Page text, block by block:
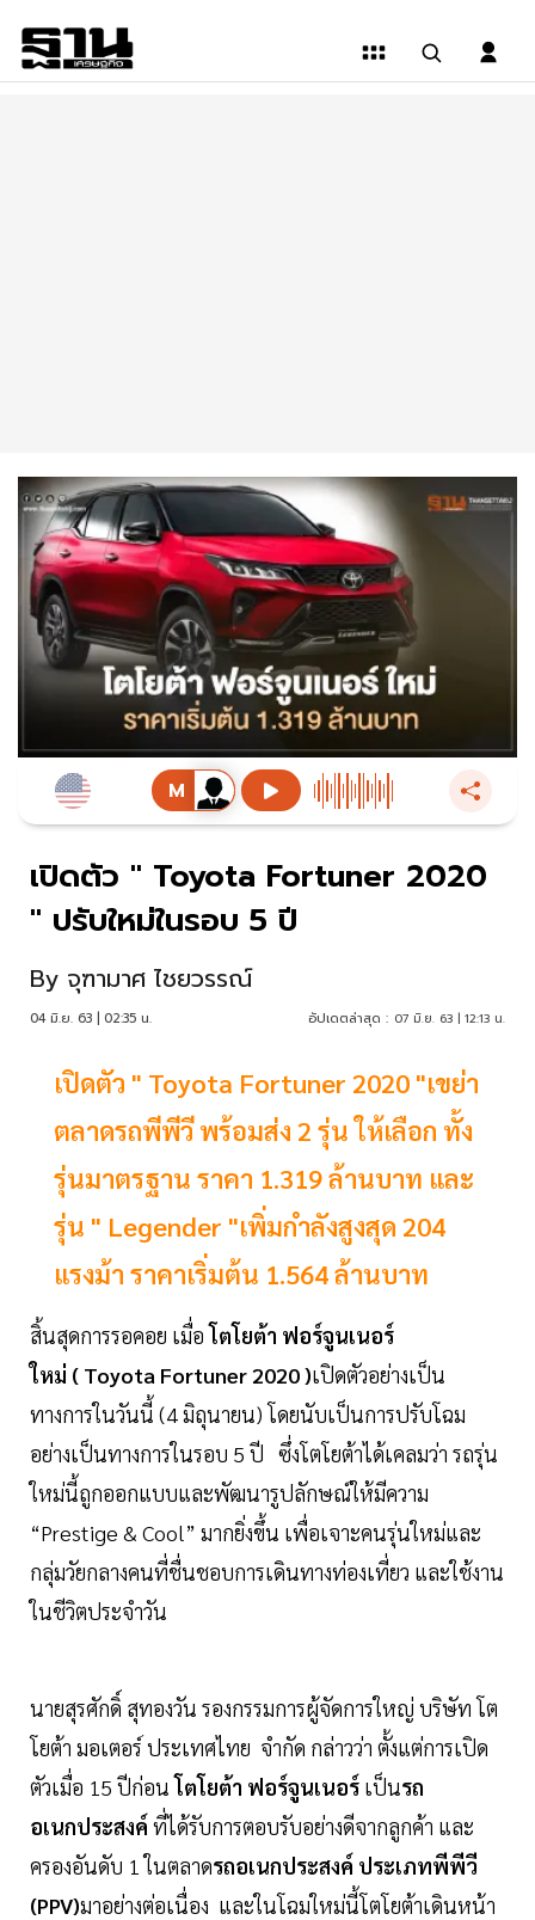
เปิดตัว " Toyota Fortuner 2020
" ปรับใหม่ในรอบ 5 ปี
By จุฑามาศ ไชยวรรณ์
04 มิ.ย. 63 | 02:35 น. อัปเดตล่าสุด : 07 มิ.ย. 63 | 12:13 น.
เปิดตัว " Toyota Fortuner 2020 "เขย่า
ตลาดรถพีพีวี พร้อมส่ง 2 รุ่น ให้เลือก ทั้ง
รุ่นมาตรฐาน ราคา 1.319 ล้านบาท และ
รุ่น " Legender "เพิ่มกำลังสูงสุด 204
แรงม้า ราคาเริ่มต้น 1.564 ล้านบาท
สิ้นสุดการรอคอย เมื่อโตโยต้า ฟอร์จูนเนอร์
ใหม่ ( Toyota Fortuner 2020 )เปิดตัวอย่างเป็น
ทางการในวันนี้ (4 มิถุนายน) โดยนับเป็นการปรับโฉม
อย่างเป็นทางการในรอบ 5 ปี ซึ่งโตโยต้าได้เคลมว่า รถรุ่น
ใหม่นี้ถูกออกแบบและพัฒนารูปลักษณ์ให้มีความ
“Prestige & Cool” มากยิ่งขึ้น เพื่อเจาะคนรุ่นใหม่และ
กลุ่มวัยกลางคนที่ชื่นชอบการเดินทางท่องเที่ยว และใช้งาน
ในชีวิตประจำวัน
นายสุรศักดิ์ สุทองวัน รองกรรมการผู้จัดการใหญ่ บริษัท โต
โยต้า มอเตอร์ ประเทศไทย จำกัด กล่าวว่า ตั้งแต่การเปิด
ตัวเมื่อ 15 ปีก่อนโตโยต้า ฟอร์จูนเนอร์ เป็นรถ
อเนกประสงค์ ที่ได้รับการตอบรับอย่างดีจากลูกค้า และ
ครองอันดับ 1 ในตลาดรถอเนกประสงค์ ประเภทพีพีวี
(PPV)มาอย่างต่อเนื่อง และในโฉมใหม่นี้โตโยต้าเดินหน้า